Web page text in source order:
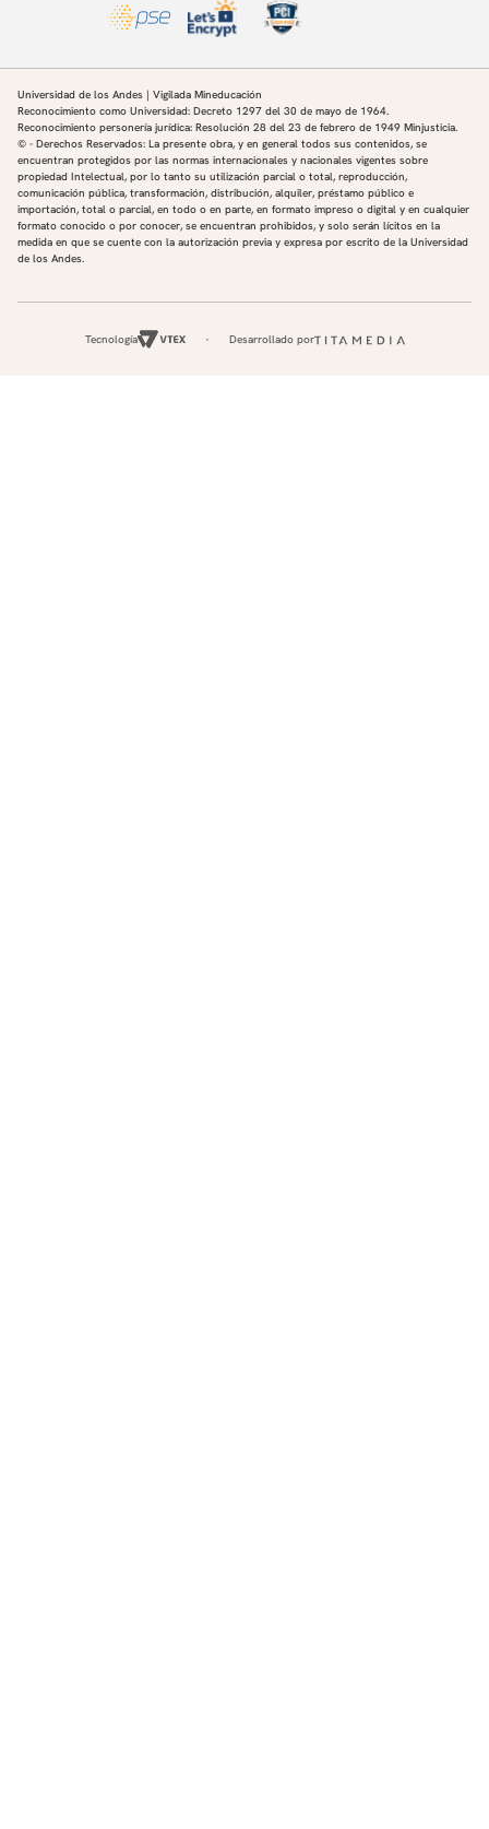
Universidad de los Andes | Vigilada Mineducación
Reconocimiento como Universidad: Decreto 1297 del 30 de mayo de 1964.
Reconocimiento personería jurídica: Resolución 28 del 23 de febrero de 1949 Minjusticia.
© - Derechos Reservados: La presente obra, y en general todos sus contenidos, se
encuentran protegidos por las normas internacionales y nacionales vigentes sobre
propiedad Intelectual, por lo tanto su utilización parcial o total, reproducción,
comunicación pública, transformación, distribución, alquiler, préstamo público e
importación, total o parcial, en todo o en parte, en formato impreso o digital y en cualquier
formato conocido o por conocer, se encuentran prohibidos, y solo serán lícitos en la
medida en que se cuente con la autorización previa y expresa por escrito de la Universidad
de los Andes.
Tecnología Desarrollado por